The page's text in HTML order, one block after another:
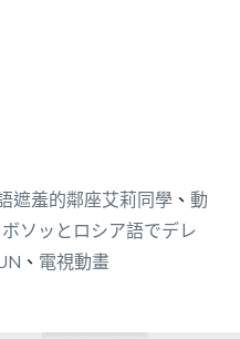
遮羞的鄰座艾莉同學、 動
ソッとロシア語でデレ
、 電視動畫